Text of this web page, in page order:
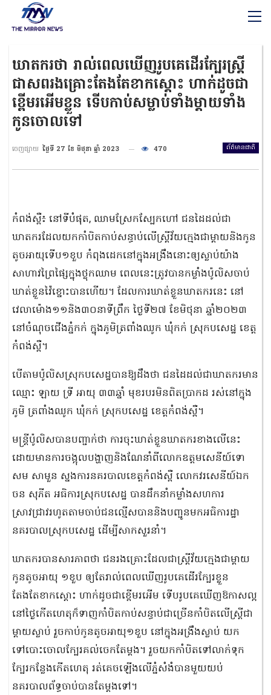
ឃាតករថា រាល់ពេលឃើញរូបគេដើរក្បែរស្ត្រី
ជាសពរងគ្រោះតែងតែខាកស្តោះ ហាក់ដូចជា
ខ្ពើមរអើមខ្លួន ទើបកាប់សម្លាប់ទាំងម្ដាយទាំង
កូនចោលទៅ
ព័ត៌មានជាតិ
ចេញផ្សាយ ថ្ងៃទី 27 ខែ មិថុនា ឆ្នាំ 2023 470
កំពង់ស្ពឺ៖ នៅទីបំផុត, ឈាមស្រែកស្បែកហៅ ជនដៃដល់ជា
ឃាតករដែលយកកាំបិតកាប់សន្ធាប់លើស្ត្រីវ័យក្មេងជាម្តាយនិងកូន
តូចអាយុទើប១ខួប កំពុងដេកនៅក្នុងអង្រឹងនោះឲ្យស្លាប់យ៉ាង
សាហាវព្រៃផ្សៃក្នុងថ្លុកឈាម ពេលនេះត្រូវបានកម្លាំងប៉ូលិសចាប់
ឃាត់ខ្លួនវ៉ៃខ្នោះបានហើយ។ ដែលការឃាត់ខ្លួនឃាតករនេះ នៅ
វេលាម៉ោង១១និង៣០នាទីព្រឹក ថ្ងៃទី២៧ ខែមិថុនា ឆ្នាំ២០២៣
នៅចំណុចជើងភ្នំកក់ ក្នុងភូមិត្រពាំងឈូក ឃុំកក់ ស្រុកបសេដ្ឋ ខេត្ត
កំពង់ស្ពឺ។
បើតាមប៉ូលិសស្រុកបសេដ្ឋបានឱ្យដឹងថា ជនដៃដល់ជាឃាតករមាន
ឈ្មោះ ឡាយ ទ្រី អាយុ ៣៣ឆ្នាំ មុខរបរមិនពិតប្រាកដ រស់នៅក្នុង
ភូមិ ត្រពាំងឈូក ឃុំកក់ ស្រុកបសេដ្ឋ ខេត្តកំពង់ស្ពឺ។
មន្ត្រីប៉ូលិសបានបញ្ជាក់ថា ការចុះឃាត់ខ្លួនឃាតករខាងលើនេះ
ដោយមានការចង្អុលបង្ហាញនិងណែនាំពីលោកឧត្ដមសេនីយ៍ទោ
សម សាមួន ស្នងការនគរបាលខេត្ដកំពង់ស្ពឺ លោកវរសេនីយ៍ឯក
ចន សុភីត អធិការស្រុកបសេដ្ឋ បានដឹកនាំកម្លាំងសហការ
ស្រាវជ្រាវរហូតតាមចាប់ជនល្មើសបាននិងបញ្ជូនមកអធិការដ្ឋា
នគរបាលស្រុកបសេដ្ឋ ដើម្បីសាកសួរនាំ។
ឃាតករបានសារភាពថា ជនរងគ្រោះដែលជាស្ត្រីវ័យក្មេងជាម្តាយ
កូនតូចអាយុ ១ខួប ឲ្យតែរាល់ពេលឃើញរូបគេដើរក្បែរខ្លួន
តែងតែខាកស្តោះ ហាក់ដូចជាខ្ពើមរអើម ទើបរូបគេឃើញឱកាសល្អ
នៅថ្ងៃកើតហេតុក៏ទាញកាំបិតកាប់សន្ធាប់ជាច្រើនកាំបិតលើស្ត្រីជា
ម្តាយស្លាប់ រួចកាប់កូនតូចអាយុ១ខួប នៅក្នុងអង្រឹងស្លាប់ យក
ទៅបោះចោលក្បែរគល់ចេកតែម្តង។ រួចយកកាំបិតទៅលាក់ទុក
ក្បែរកន្លែងកើតហេតុ រត់គេចឡើងលើភ្នំសំងំបានមួយយប់
នគរបាលព័ទ្ធចាប់បានតែម្តងទៅ។